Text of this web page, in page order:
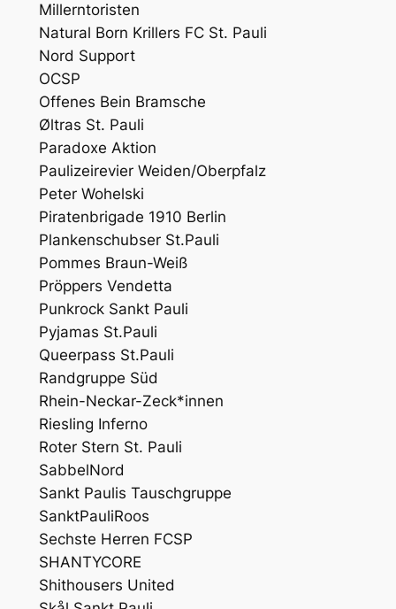
Millerntoristen
Natural Born Krillers FC St. Pauli
Nord Support
OCSP
Offenes Bein Bramsche
Øltras St. Pauli
Paradoxe Aktion
Paulizeirevier Weiden/Oberpfalz
Peter Wohelski
Piratenbrigade 1910 Berlin
Plankenschubser St.Pauli
Pommes Braun-Weiß
Pröppers Vendetta
Punkrock Sankt Pauli
Pyjamas St.Pauli
Queerpass St.Pauli
Randgruppe Süd
Rhein-Neckar-Zeck*innen
Riesling Inferno
Roter Stern St. Pauli
SabbelNord
Sankt Paulis Tauschgruppe
SanktPauliRoos
Sechste Herren FCSP
SHANTYCORE
Shithousers United